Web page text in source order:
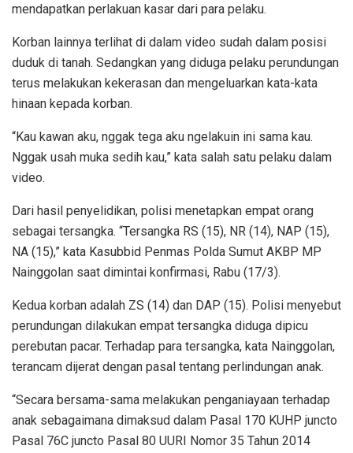
mendapatkan perlakuan kasar dari para pelaku.
Korban lainnya terlihat di dalam video sudah dalam posisi
duduk di tanah. Sedangkan yang diduga pelaku perundungan
terus melakukan kekerasan dan mengeluarkan kata-kata
hinaan kepada korban.
“Kau kawan aku, nggak tega aku ngelakuin ini sama kau.
Nggak usah muka sedih kau,” kata salah satu pelaku dalam
video.
Dari hasil penyelidikan, polisi menetapkan empat orang
sebagai tersangka. “Tersangka RS (15), NR (14), NAP (15),
NA (15),” kata Kasubbid Penmas Polda Sumut AKBP MP
Nainggolan saat dimintai konfirmasi, Rabu (17/3).
Kedua korban adalah ZS (14) dan DAP (15). Polisi menyebut
perundungan dilakukan empat tersangka diduga dipicu
perebutan pacar. Terhadap para tersangka, kata Nainggolan,
terancam dijerat dengan pasal tentang perlindungan anak.
“Secara bersama-sama melakukan penganiayaan terhadap
anak sebagaimana dimaksud dalam Pasal 170 KUHP juncto
Pasal 76C juncto Pasal 80 UURI Nomor 35 Tahun 2014